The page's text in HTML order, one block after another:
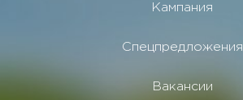
Кампания
Спецпредложения
Вакансии